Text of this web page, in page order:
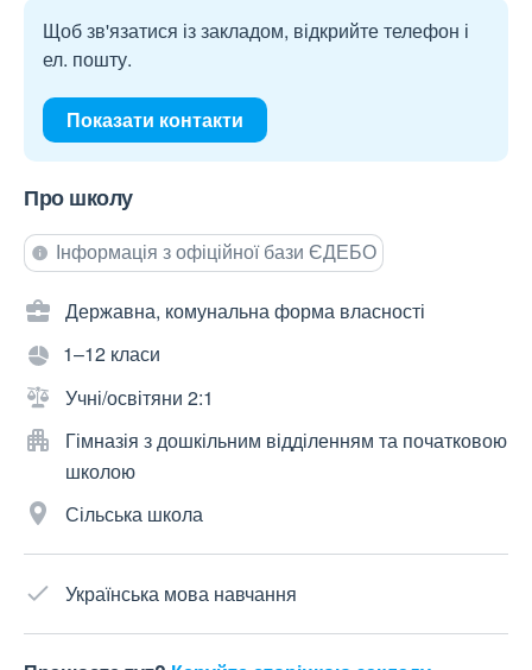
Щоб зв'язатися із закладом, відкрийте телефон і
ел. пошту.
Показати контакти
Про школу
Інформація з офіційної бази ЄДЕБО
Державна, комунальна форма власності
1–12 класи
Учні/освітяни 2:1
Гімназія з дошкільним відділенням та початковою
школою
Сільська школа
Українська мова навчання